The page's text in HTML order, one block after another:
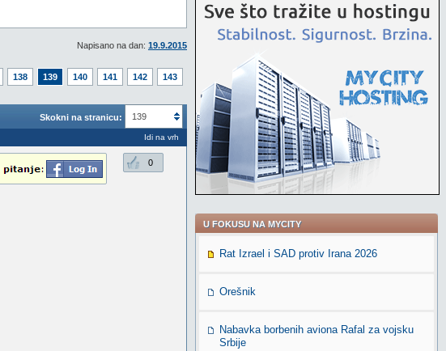
Napisano na dan: 19.9.2015
138 139 140 141 142 143
Skokni na stranicu: 139
Idi na vrh
0
U FOKUSU NA MYCITY
Rat Izrael i SAD protiv Irana 2026
Orešnik
Nabavka borbenih aviona Rafal za vojsku
Srbije